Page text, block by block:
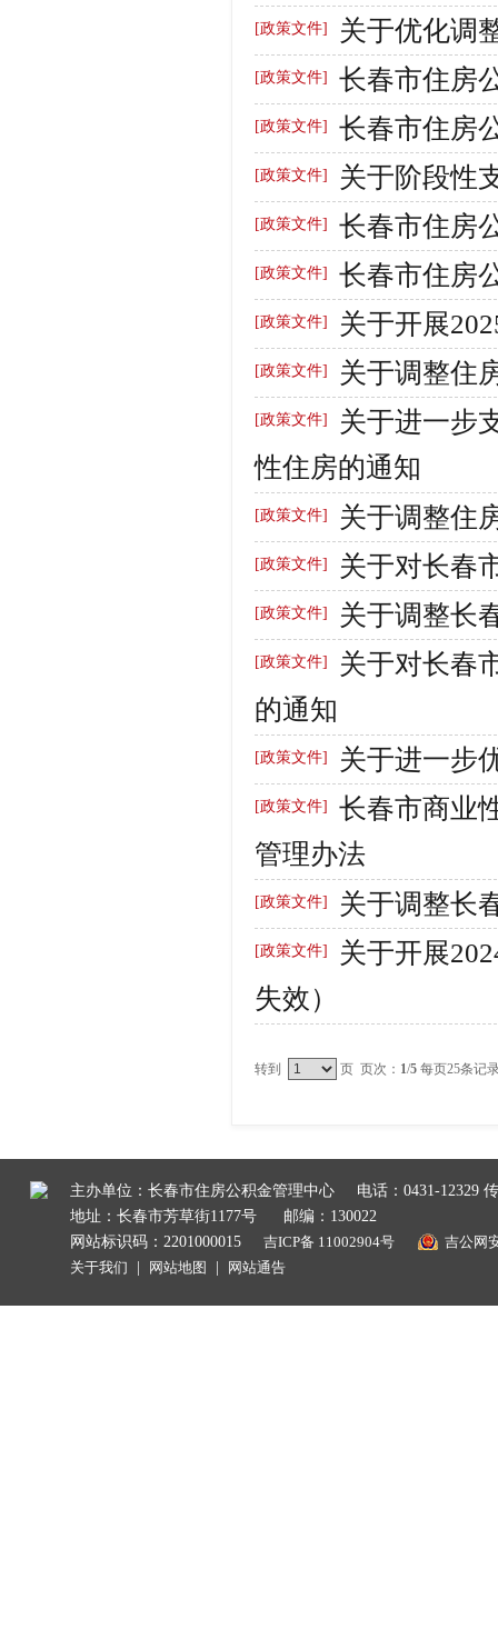
[政策文件] 关于优化调
[政策文件] 长春市住房
[政策文件] 长春市住房
[政策文件] 关于阶段性
[政策文件] 长春市住房
[政策文件] 长春市住房
[政策文件] 关于开展
[政策文件] 关于调整住
[政策文件] 关于进一步
性住房的通知
[政策文件] 关于调整住
[政策文件] 关于对长春
[政策文件] 关于调整长
[政策文件] 关于对长春
的通知
[政策文件] 关于进一步
[政策文件] 长春市商业
管理办法
[政策文件] 关于调整长
[政策文件] 关于开展
失效）
转到 页 页次： 1/5 每页25条记
主办单位：长春市住房公积金管理中心
电话：0431-12329
地址：长春市芳草街1177号
邮编：130022
网站标识码：2201000015
吉ICP备 11002904号
吉公网
关于我们
网站地图 网站通告